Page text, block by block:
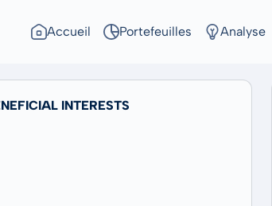
Accueil Portefeuilles Analyse
INTERESTS